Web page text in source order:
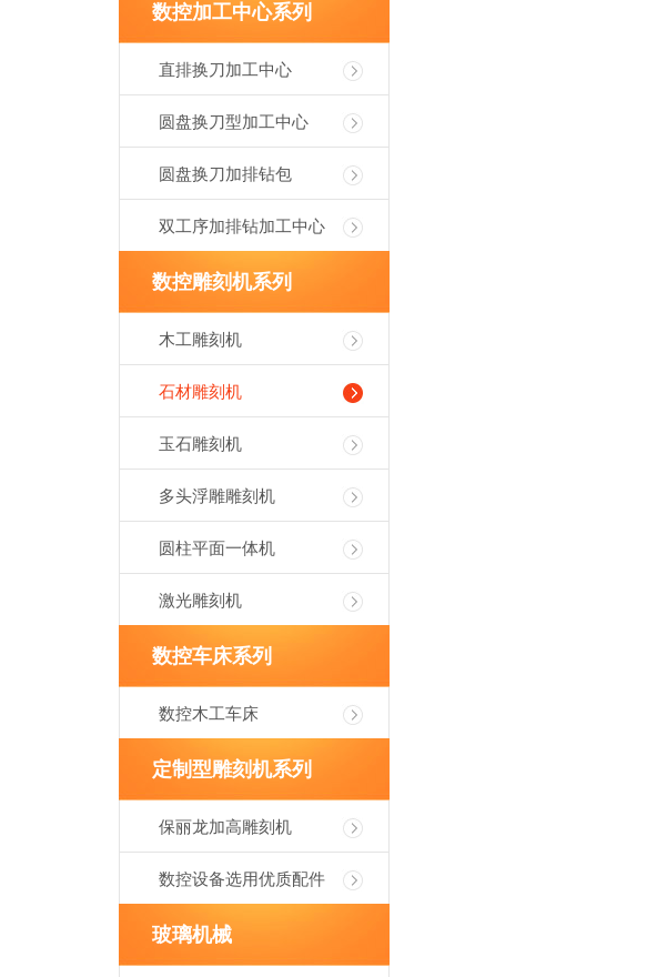
数控加工中心系列
直排换刀加工中心
圆盘换刀型加工中心
圆盘换刀加排钻包
双工序加排钻加工中心
数控雕刻机系列
木工雕刻机
石材雕刻机
玉石雕刻机
多头浮雕雕刻机
圆柱平面一体机
激光雕刻机
数控车床系列
数控木工车床
定制型雕刻机系列
保丽龙加高雕刻机
数控设备选用优质配件
玻璃机械